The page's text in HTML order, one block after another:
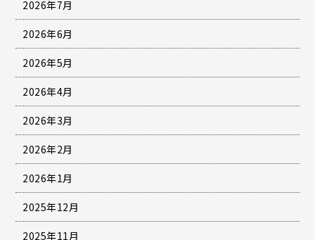
2026年7月
2026年6月
2026年5月
2026年4月
2026年3月
2026年2月
2026年1月
2025年12月
2025年11月